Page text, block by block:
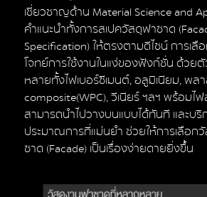
เชี่ยวชาญด้าน Material Science and
คำแนะนำทั้งการสเปควัสดุฟาซาด
Specification) ให้ตรงตามดีไซน์ การเ
โจทย์การใช้งานในแง่ของฟังก์ชั่น ด้วย
หลายทั้งไฟเบอร์ซีเมนต์, อลูมิเนียม, พล
composite(WPC), วีเนียร์ ฯลฯ พร้อมไ
สามารถนำไปวางบนแบบได้ทันที และบ
ประมาณการที่แม่นยำ ช่วยให้การเลือก
ซาด (Facade) เป็นเรื่องง่ายดายยิ่งขึ้น